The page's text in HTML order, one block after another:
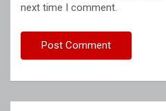
next time I comment.